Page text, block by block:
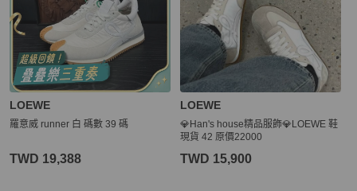
LOEWE
羅意威 runner 白 碼數 39 碼
TWD 19,388
LOEWE
💎Han's house精品服飾💎LOEWE 鞋
現貨 42 原價22000
TWD 15,900